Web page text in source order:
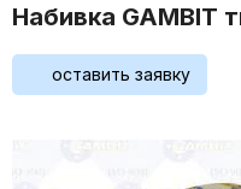
Набивка GAMBIT
оставить заявку